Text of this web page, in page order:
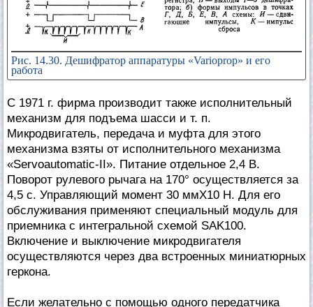
Рис. 14.30. Дешифратор аппаратуры «Varioprop» и его
работа
С 1971 г. фирма производит также исполнительный
механизм для подъема шасси и т. п.
Микродвигатель, передача и муфта для этого
механизма взяты от исполнительного механизма
«Servoautomatic-II». Питание отдельное 2,4 В.
Поворот рулевого рычага на 170° осуществляется за
4,5 с. Управляющий момент 30 ммХ10 Н. Для его
обслуживания применяют специальный модуль для
приемника с интегральной схемой SAK100.
Включение и выключение микродвигателя
осуществляются через два встроенных миниатюрных
геркона.
Если желательно с помощью одного передатчика